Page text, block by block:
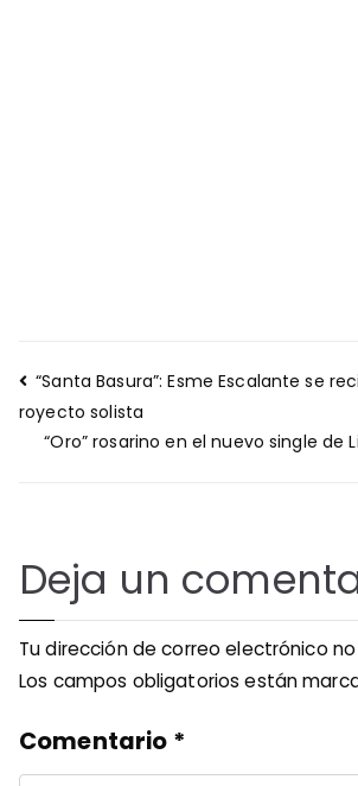
Navegación
de
entradas
“Santa Basura”: Esme Escalante se
royecto solista
“Oro” rosarino en el nuevo single de
Deja un
Tu dirección de correo electrónico
Los campos obligatorios están
Comentario *